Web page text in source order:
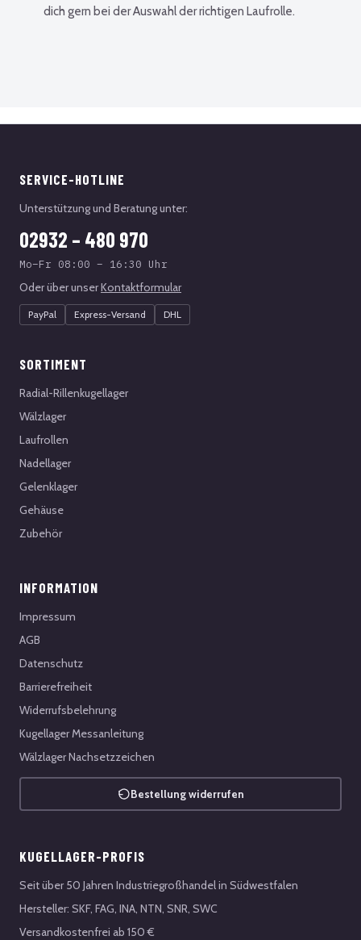
dich gern bei der Auswahl der richtigen Laufrolle.
SERVICE-HOTLINE
Unterstützung und Beratung unter:
02932 – 480 970
Mo–Fr 08:00 – 16:30 Uhr
Oder über unserKontaktformular
PayPal Express-Versand DHL
SORTIMENT
Radial-Rillenkugellager
Wälzlager
Laufrollen
Nadellager
Gelenklager
Gehäuse
Zubehör
INFORMATION
Impressum
AGB
Datenschutz
Barrierefreiheit
Widerrufsbelehrung
Kugellager Messanleitung
Wälzlager Nachsetzzeichen
Bestellung widerrufen
KUGELLAGER-PROFIS
Seit über 50 Jahren Industriegroßhandel in Südwestfalen
Hersteller: SKF, FAG, INA, NTN, SNR, SWC
Versandkostenfrei ab 150 €